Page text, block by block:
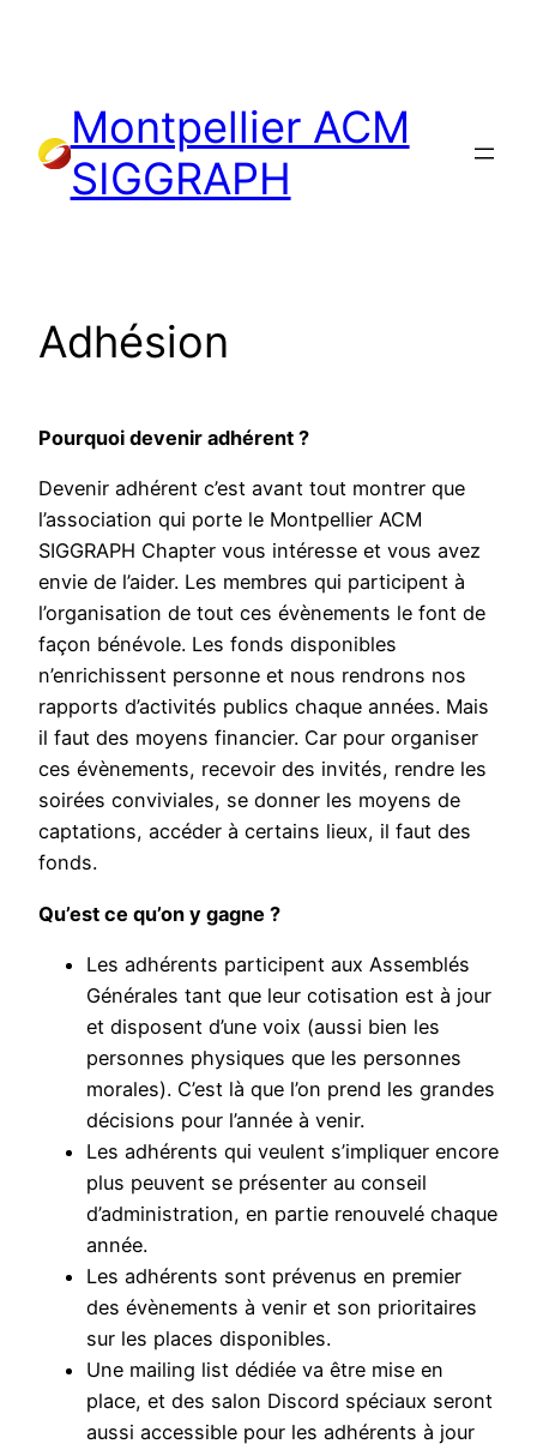
Montpellier ACM
SIGGRAPH
Adhésion
Pourquoi devenir adhérent ?
Devenir adhérent c’est avant tout montrer que
l’association qui porte le Montpellier ACM
SIGGRAPH Chapter vous intéresse et vous avez
envie de l’aider. Les membres qui participent à
l’organisation de tout ces évènements le font de
façon bénévole. Les fonds disponibles
n’enrichissent personne et nous rendrons nos
rapports d’activités publics chaque années. Mais
il faut des moyens financier. Car pour organiser
ces évènements, recevoir des invités, rendre les
soirées conviviales, se donner les moyens de
captations, accéder à certains lieux, il faut des
fonds.
Qu’est ce qu’on y gagne ?
Les adhérents participent aux Assemblés
Générales tant que leur cotisation est à jour
et disposent d’une voix (aussi bien les
personnes physiques que les personnes
morales). C’est là que l’on prend les grandes
décisions pour l’année à venir.
Les adhérents qui veulent s’impliquer encore
plus peuvent se présenter au conseil
d’administration, en partie renouvelé chaque
année.
Les adhérents sont prévenus en premier
des évènements à venir et son prioritaires
sur les places disponibles.
Une mailing list dédiée va être mise en
place, et des salon Discord spéciaux seront
aussi accessible pour les adhérents à jour